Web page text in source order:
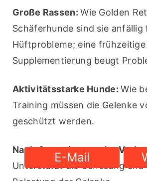
Große Rassen: Wie Golden
Schäferhunde sind sie anfällig
Hüftprobleme; eine frühzeitige
Supplementierung beugt
Aktivitätsstarke Hunde: Wie
Training müssen die Gelenke
geschützt werden.
Unterstützt die Genesung
E-Mail